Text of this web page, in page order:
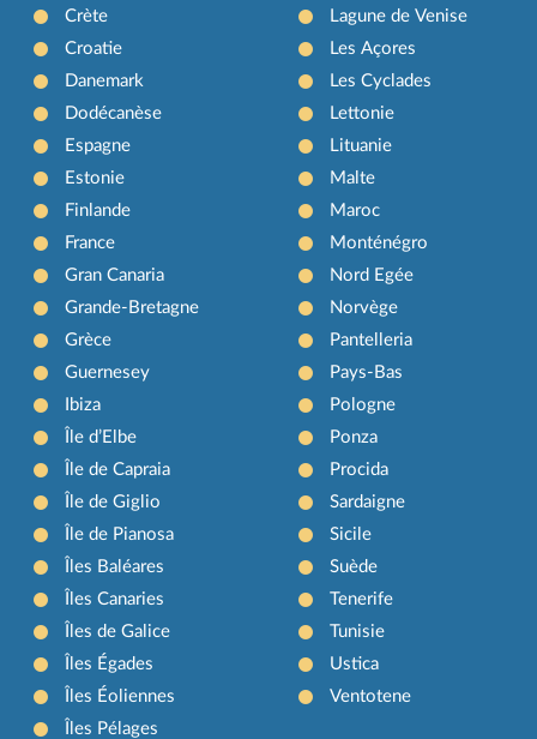
Crète
Croatie
Danemark
Dodécanèse
Espagne
Estonie
Finlande
France
Gran Canaria
Grande-Bretagne
Grèce
Guernesey
Ibiza
Île d’Elbe
Île de Capraia
Île de Giglio
Île de Pianosa
Îles Baléares
Îles Canaries
Îles de Galice
Îles Égades
Îles Éoliennes
Îles Pélages
Lagune de Venise
Les Açores
Les Cyclades
Lettonie
Lituanie
Malte
Maroc
Monténégro
Nord Egée
Norvège
Pantelleria
Pays-Bas
Pologne
Ponza
Procida
Sardaigne
Sicile
Suède
Tenerife
Tunisie
Ustica
Ventotene